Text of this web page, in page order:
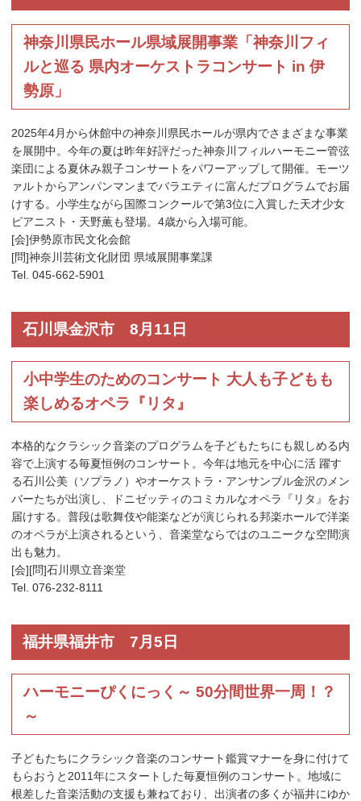
神奈川県民ホール県域展開事業「神奈川フィ
ルと巡る 県内オーケストラコンサート in 伊
勢原」
2025年4月から休館中の神奈川県民ホールが県内でさまざまな事業
を展開中。今年の夏は昨年好評だった神奈川フィルハーモニー管弦
楽団による夏休み親子コンサートをパワーアップして開催。モーツ
ァルトからアンパンマンまでバラエティに富んだプログラムでお届
けする。小学生ながら国際コンクールで第3位に入賞した天才少女
ピアニスト・天野薫も登場。4歳から入場可能。
[会]伊勢原市民文化会館
[問]神奈川芸術文化財団 県域展開事業課
Tel. 045-662-5901
石川県金沢市 8月11日
小中学生のためのコンサート 大人も子どもも
楽しめるオペラ『リタ』
本格的なクラシック音楽のプログラムを子どもたちにも親しめる内
容で上演する毎夏恒例のコンサート。今年は地元を中心に活 躍す
る石川公美（ソプラノ）やオーケストラ・アンサンブル金沢のメン
バーたちが出演し、ドニゼッティのコミカルなオペラ『リタ』をお
届けする。普段は歌舞伎や能楽などが演じられる邦楽ホールで洋楽
のオペラが上演されるという、音楽堂ならではのユニークな空間演
出も魅力。
[会][問]石川県立音楽堂
Tel. 076-232-8111
福井県福井市 7月5日
ハーモニーぴくにっく～ 50分間世界一周！？
～
子どもたちにクラシック音楽のコンサート鑑賞マナーを身に付けて
もらおうと2011年にスタートした毎夏恒例のコンサート。地域に
根差した音楽活動の支援も兼ねており、出演者の多くが福井にゆか